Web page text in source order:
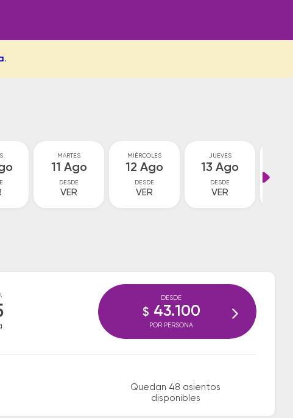
.
MARTES
11 Ago
DESDE
VER
MIÉRCOLES
12 Ago
DESDE
VER
JUEVES
13 Ago
DESDE
VER
Quedan 48 asientos
disponibles
DESDE
$ 43.100
POR PERSONA